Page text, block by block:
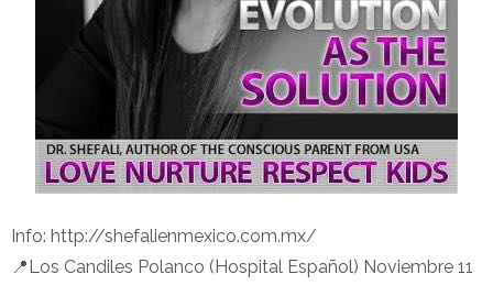
Info: http://shefalienmexico.com.mx/
📍Los Candiles Polanco (Hospital Español) Noviembre 11